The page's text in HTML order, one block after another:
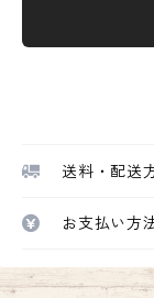
送料・配送
お支払い方